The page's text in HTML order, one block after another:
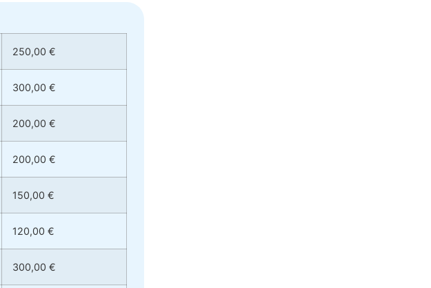
250,00 €
300,00 €
200,00 €
200,00 €
150,00 €
120,00 €
300,00 €